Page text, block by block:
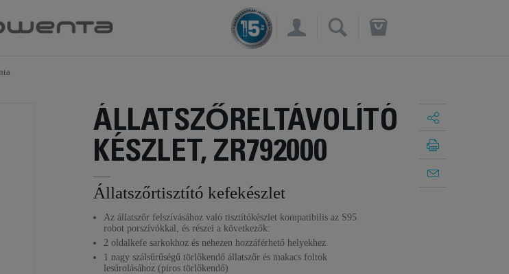
×
ÁLLATSZŐRELTÁVOLÍTÓ
KÉSZLET, ZR792000
Állatszőrtisztító kefekészlet
Az állatszőr felszívásához való tisztítókészlet kompatibilis az S95
robot porszívókkal, és részei a következők:
2 oldalkefe sarkokhoz és nehezen hozzáférhető helyekhez
1 nagy szálsűrűségű törlőkendő állatszőr és makacs foltok
lesúrolásához (piros törlőkendő)